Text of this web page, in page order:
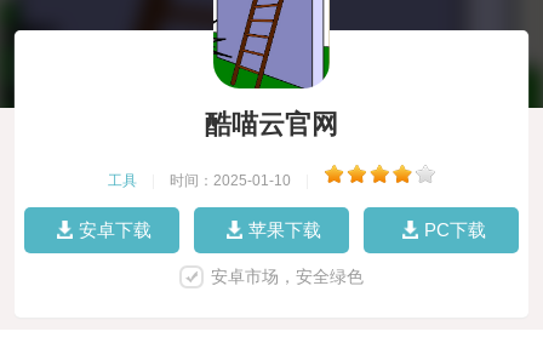
酷喵云官网
工具 时间：2025-01-10
安卓下载 苹果下载 PC下载
安卓市场，安全绿色